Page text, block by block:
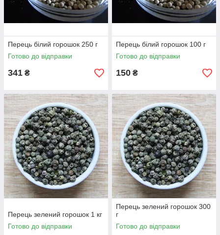
Перець білий горошок 250 г
Готово до відправки
341 ₴
Перець білий горошок 100 г
Готово до відправки
150 ₴
Перець зелений горошок 1 кг
Готово до відправки
Перець зелений горошок 300
г
Готово до відправки